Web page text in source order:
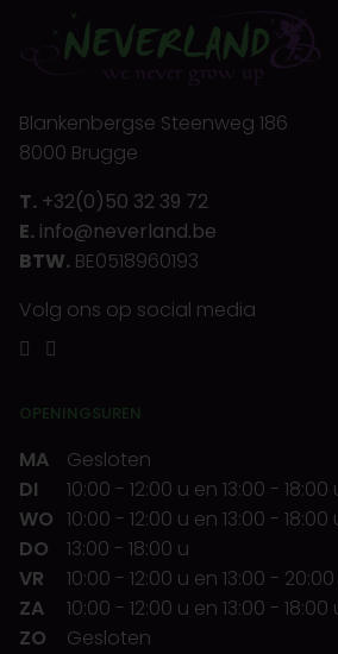
Blankenbergse Steenweg 186
8000 Brugge
T. +32(0)50 32 39 72
E. info@neverland.be
BTW. BE0518960193
Volg ons op social media
OPENINGSUREN
MA
Gesloten
DI
10:00 - 12:00 u en 13:00 - 18:00
WO 10:00 - 12:00 u en 13:00 - 18:00
DO
13:00 - 18:00 u
VR
10:00 - 12:00 u en 13:00 -
ZA
10:00 - 12:00 u en 13:00 - 18:00
ZO
Gesloten